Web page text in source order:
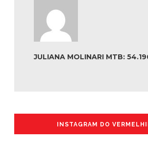
JULIANA MOLINARI MTB:
INSTAGRAM DO